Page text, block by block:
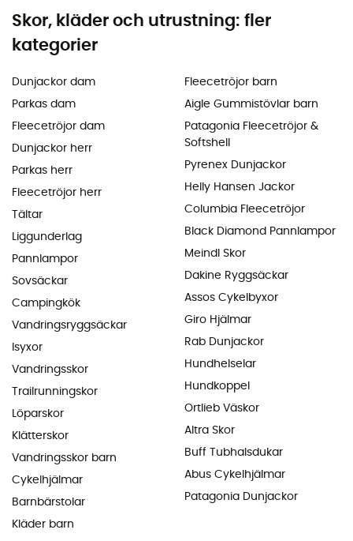
Skor, kläder och utrustning: fler
kategorier
Dunjackor dam
Parkas dam
Fleecetröjor dam
Dunjackor herr
Parkas herr
Fleecetröjor herr
Tältar
Liggunderlag
Pannlampor
Sovsäckar
Campingkök
Vandringsryggsäckar
Isyxor
Vandringsskor
Trailrunningskor
Löparskor
Klätterskor
Vandringsskor barn
Cykelhjälmar
Barnbärstolar
Kläder barn
Fleecetröjor barn
Aigle Gummistövlar barn
Patagonia Fleecetröjor &
Softshell
Pyrenex Dunjackor
Helly Hansen Jackor
Columbia Fleecetröjor
Black Diamond Pannlampor
Meindl Skor
Dakine Ryggsäckar
Assos Cykelbyxor
Giro Hjälmar
Rab Dunjackor
Hundhelselar
Hundkoppel
Ortlieb Väskor
Altra Skor
Buff Tubhalsdukar
Abus Cykelhjälmar
Patagonia Dunjackor